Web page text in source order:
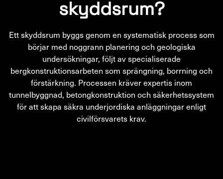
skyddsrum?
Ett skyddsrum byggs genom en systematisk process som
börjar med noggrann planering och geologiska
undersökningar, följt av specialiserade
bergkonstruktionsarbeten som sprängning, borrning och
förstärkning. Processen kräver expertis inom
tunnelbyggnad, betongkonstruktion och säkerhetssystem
för att skapa säkra underjordiska anläggningar enligt
civilförsvarets krav.